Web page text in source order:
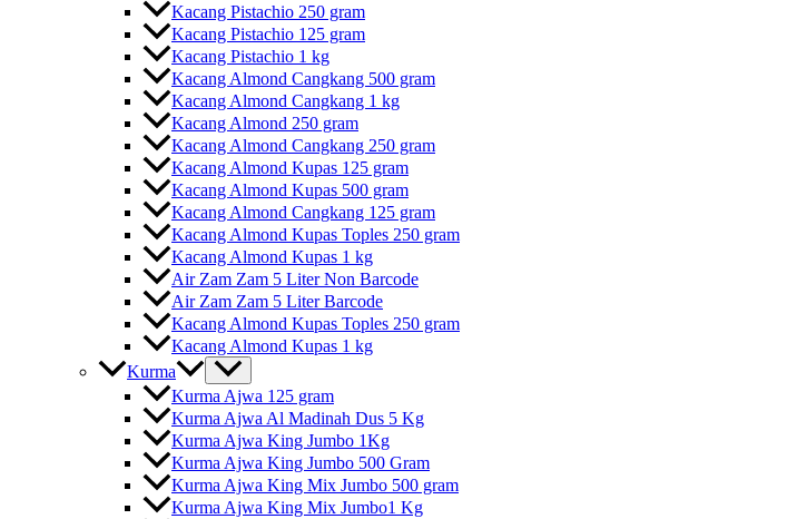
Kacang Pistachio 250 gram
Kacang Pistachio 125 gram
Kacang Pistachio 1 kg
Kacang Almond Cangkang 500 gram
Kacang Almond Cangkang 1 kg
Kacang Almond 250 gram
Kacang Almond Cangkang 250 gram
Kacang Almond Kupas 125 gram
Kacang Almond Kupas 500 gram
Kacang Almond Cangkang 125 gram
Kacang Almond Kupas Toples 250 gram
Kacang Almond Kupas 1 kg
Air Zam Zam 5 Liter Non Barcode
Air Zam Zam 5 Liter Barcode
Kacang Almond Kupas Toples 250 gram
Kacang Almond Kupas 1 kg
Kurma
Kurma Ajwa 125 gram
Kurma Ajwa Al Madinah Dus 5 Kg
Kurma Ajwa King Jumbo 1Kg
Kurma Ajwa King Jumbo 500 Gram
Kurma Ajwa King Mix Jumbo 500 gram
Kurma Ajwa King Mix Jumbo1 Kg